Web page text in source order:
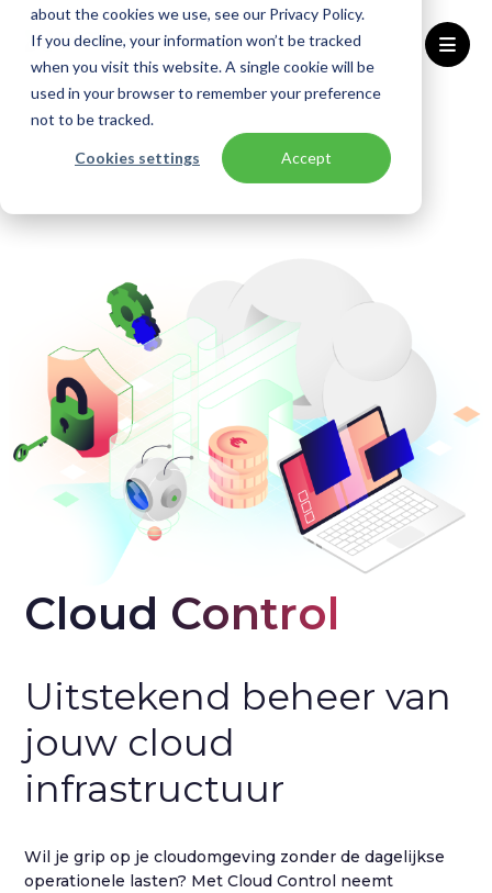
about the cookies we use, see our Privacy Policy.
If you decline, your information won’t be tracked
when you visit this website. A single cookie will be
used in your browser to remember your preference
not to be tracked.
Cookies settings Accept
Home Oplossingen Cloud Control
Cloud Control
Uitstekend beheer van
jouw cloud
infrastructuur
Wil je grip op je cloudomgeving zonder de dagelijkse
operationele lasten? Met Cloud Control neemt